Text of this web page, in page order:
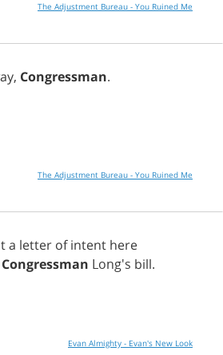
The Adjustment Bureau - You Ruined Me
, Congressman.
The Adjustment Bureau - You Ruined Me
a letter of intent here
Congressman Long's bill.
Evan Almighty - Evan's New Look